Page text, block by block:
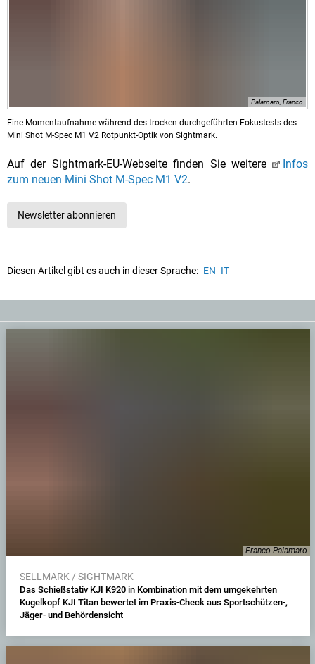
Palamaro, Franco
Eine Momentaufnahme während des trocken durchgeführten Fokustests des
Mini Shot M-Spec M1 V2 Rotpunkt-Optik von Sightmark.
Auf der Sightmark-EU-Webseite finden Sie weitere
Infos
zum neuen Mini Shot M-Spec M1 V2.
Newsletter abonnieren
Diesen Artikel gibt es auch in dieser Sprache: EN IT
Franco Palamaro
SELLMARK / SIGHTMARK
Das Schießstativ KJI K920 in Kombination mit dem umgekehrten
Kugelkopf KJI Titan bewertet im Praxis-Check aus Sportschützen-,
Jäger- und Behördensicht